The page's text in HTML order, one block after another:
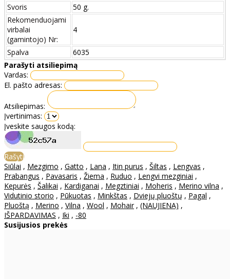
Svoris
50 g.
Rekomenduojami
virbalai
(gamintojo) Nr:
4
Spalva
6035
Parašyti atsiliepimą
Vardas:
El. pašto adresas:
Atsiliepimas:
Įvertinimas:
Įveskite saugos kodą:
Rašyti
Siūlai , Mezgimo , Gatto , Lana , Itin purus , Šiltas , Lengvas ,
Prabangus , Pavasaris , Žiema , Ruduo , Lengvi mezginiai ,
Kepurės , Šalikai , Kardiganai , Megztiniai , Moheris , Merino vilna ,
Vidutinio storio , Pūkuotas , Minkštas , Dviejų pluoštų , Pagal ,
Pluoštą , Merino , Vilna , Wool , Mohair, (NAUJIENA) ,
IŠPARDAVIMAS , Iki , -80
Susijusios prekės